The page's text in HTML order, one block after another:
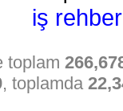
iş
toplam
, toplamda